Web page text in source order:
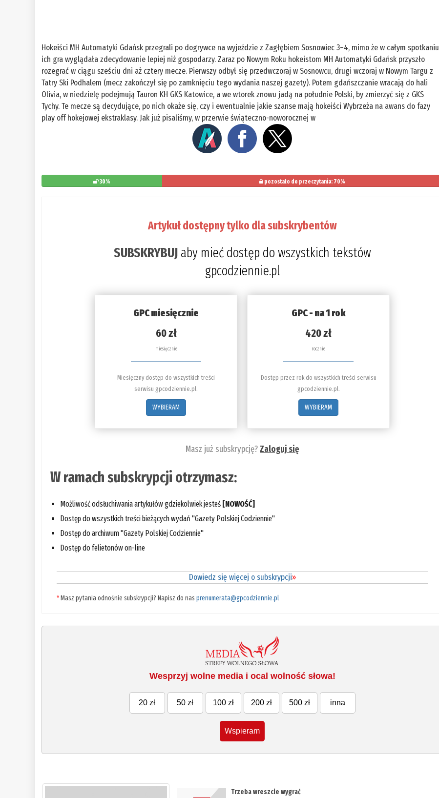
Hokeiści MH Automatyki Gdańsk przegrali po dogrywce na wyjeździe z Zagłębiem Sosnowiec 3–4, mimo że w całym spotkaniu
ich gra wyglądała zdecydowanie lepiej niż gospodarzy. Zaraz po Nowym Roku hokeistom MH Automatyki Gdańsk przyszło
rozegrać w ciągu sześciu dni aż cztery mecze. Pierwszy odbył się przedwczoraj w Sosnowcu, drugi wczoraj w Nowym Targu z
Tatry Ski Podhalem (mecz zakończył się po zamknięciu tego wydania naszej gazety). Potem gdańszczanie wracają do hali
Olivia, w niedzielę podejmują Tauron KH GKS Katowice, a we wtorek znowu jadą na południe Polski, by zmierzyć się z GKS
Tychy. Te mecze są decydujące, po nich okaże się, czy i ewentualnie jakie szanse mają hokeiści Wybrzeża na awans do fazy
play off hokejowej ekstraklasy. Jak już pisaliśmy, w przerwie świąteczno-noworocznej w
30% pozostało do przeczytania: 70%
Artykuł dostępny tylko dla subskrybentów
SUBSKRYBUJaby mieć dostęp do wszystkich tekstów
gpcodziennie.pl
GPC miesięcznie
60 zł
miesięcznie
Miesięczny dostęp do wszystkich treści
serwisu gpcodziennie.pl.
WYBIERAM
GPC - na 1 rok
420 zł
rocznie
Dostęp przez rok do wszystkich treści serwisu
gpcodziennie.pl.
WYBIERAM
Masz już subskrypcję?Zaloguj się
W ramach subskrypcji otrzymasz:
Możliwość odsłuchiwania artykułów gdziekolwiek jesteś [NOWOŚĆ]
Dostęp do wszystkich treści bieżących wydań "Gazety Polskiej Codziennie"
Dostęp do archiwum "Gazety Polskiej Codziennie"
Dostęp do felietonów on-line
Dowiedz się więcej o subskrypcji»
*Masz pytania odnośnie subskrypcji? Napisz do nasprenumerata@gpcodziennie.pl
Wesprzyj wolne media i ocal wolność słowa!
20 zł 50 zł 100 zł 200 zł 500 zł inna
Wspieram
​Trzeba wreszcie wygrać